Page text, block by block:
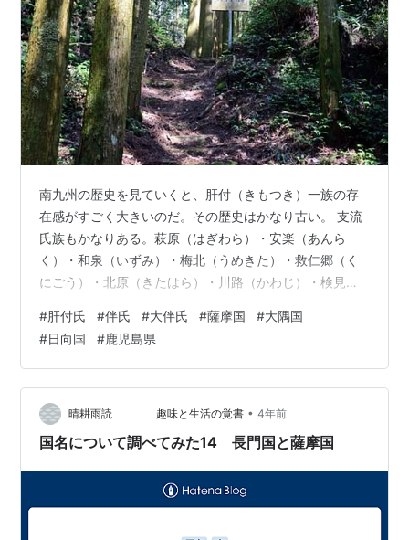
南九州の歴史を見ていくと、肝付（きもつき）一族の存
在感がすごく大きいのだ。その歴史はかなり古い。 支流
氏族もかなりある。萩原（はぎわら）・安楽（あんら
く）・和泉（いずみ）・梅北（うめきた）・救仁郷（く
にごう）・北原（きたはら）・川路（かわじ）・検見崎
曲（つまがり）・鹿屋（かのや）・頴娃（えい）・橋口
（はしぐち）・薬丸（やくまる）など。鹿児島県内でち
ょくちょく見かける苗字も。それぞれの支族にさらに分
家もあり、肝付一族にルーツを持つ苗字はとてつもなく
多い。 ちなみに通字（とおりじ）は「兼」である。南九
州の歴史を見ていく中で、名前に「兼」の字が入ると…
#肝付氏 #伴氏 #大伴氏 #薩摩国 #大隅国
#日向国 #鹿児島県
晴耕雨読 趣味と生活の覚書 • 4年前
国名について調べてみた14 長門国と薩摩国